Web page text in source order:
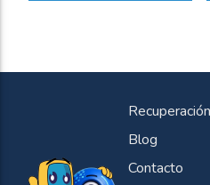
Blog
Contacto